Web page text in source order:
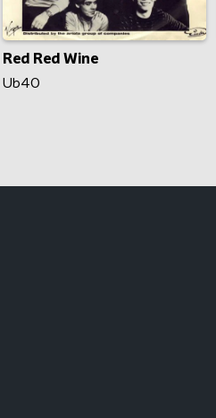
Red Red Wine
Ub40